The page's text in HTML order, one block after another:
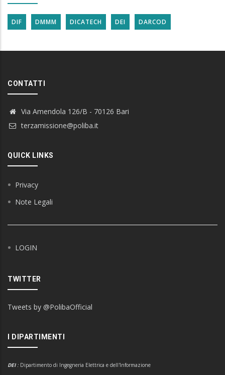
DIF DMMM DICATECH DEI DARCOD
CONTATTI
Via Amendola 126/B - 70126 Bari
terzamissione@poliba.it
QUICK LINKS
Privacy
Note Legali
LOGIN
TWITTER
Tweets by @PolibaOfficial
I DIPARTIMENTI
DEI : Dipartimento di Ingegneria Elettrica e dell'Informazione